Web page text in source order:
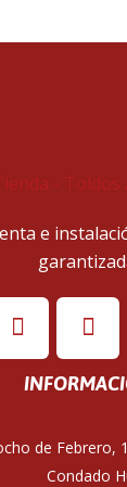
e
de Febrero,
Condado